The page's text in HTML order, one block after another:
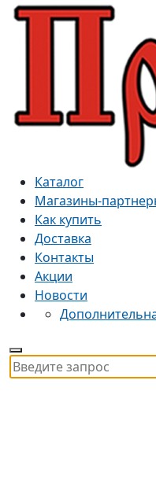
Каталог
Магазины-
Как купить
Доставка
Контакты
Акции
Новости